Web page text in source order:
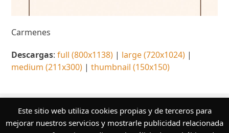
Carmenes
Descargas:full (800x1138) | large (720x1024) |
medium (211x300) |thumbnail (150x150)
¿Quieres conocer más sobre nuestros
servicios editoriales?
Este sitio web utiliza cookies propias y de terceros para
mejorar nuestros servicios y mostrarle publicidad relacionada